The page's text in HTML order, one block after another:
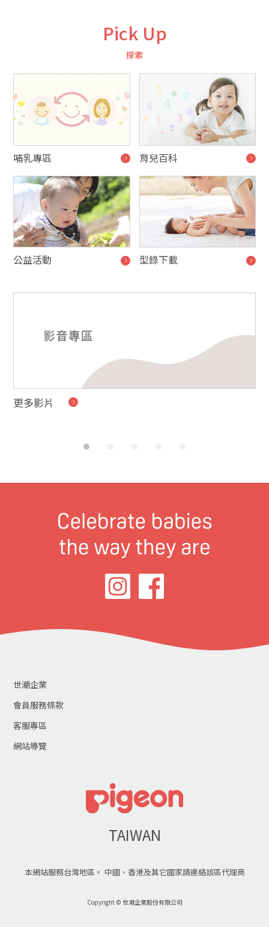
Pick Up
探索
哺乳專區 育兒百科
公益活動 型錄下載
更多影片
世潮企業
會員服務條款
客服專區
網站導覽
TAIWAN
本網站服務台灣地區。 中國、香港及其它國家請連絡該區代理商
Copyright © 世潮企業股份有限公司